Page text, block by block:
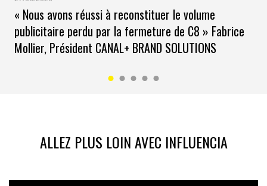
en Chine sur le site de la Thomson Reuters Foundation.
Si la perception est » mauvaise « , c’est donc que
l’intention était tout autre. Pourquoi donc ne pas
prendre le temps de l’expliquer et de défendre la pub,
la marque a été largement critiqué, induisant plus de
« Nous avons réussi à reconstituer le volume
publicitaire perdu par la fermeture de C8 » Fabrice
Mollier, Président CANAL+ BRAND SOLUTIONS
ALLEZ PLUS LOIN AVEC INFLUENCIA